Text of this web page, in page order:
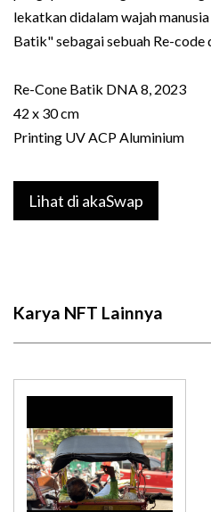
lekatkan didalam wajah
Batik" sebagai sebuah Re-
Re-Cone Batik DNA 8, 2023
42 x 30 cm
Printing UV ACP Aluminium
Lihat di akaSwap
Karya NFT Lainnya